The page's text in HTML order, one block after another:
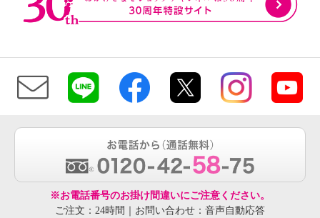
※お電話番号のお掛け間違いにご注意ください。
ご注文：24時間｜お問い合わせ：音声自動応答